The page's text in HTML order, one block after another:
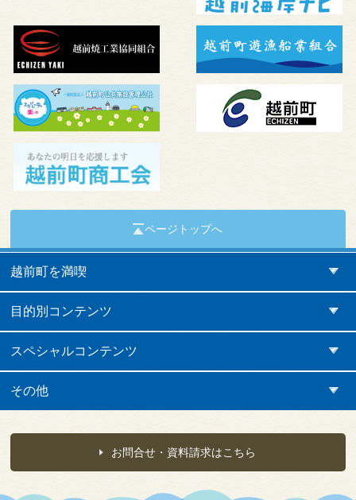
ページトップへ
越前町を満喫
目的別コンテンツ
スペシャルコンテンツ
その他
お問合せ・資料請求はこちら